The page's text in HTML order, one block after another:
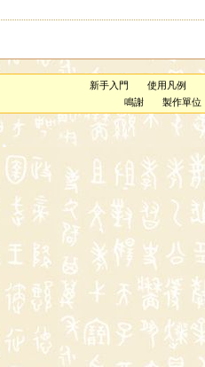
新手入門 使用凡例
鳴謝
製作單位